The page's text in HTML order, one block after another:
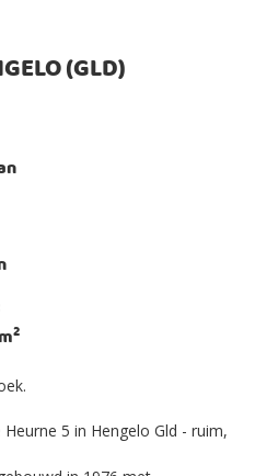
(GLD)
2
5 in Hengelo Gld - ruim,